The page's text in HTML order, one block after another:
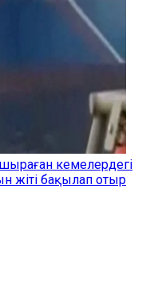
кемелердегі
жіті бақылап отыр